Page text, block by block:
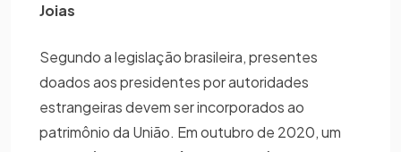
Joias
Segundo a legislação brasileira, presentes
doados aos presidentes por autoridades
estrangeiras devem ser incorporados ao
patrimônio da União. Em outubro de 2020, um